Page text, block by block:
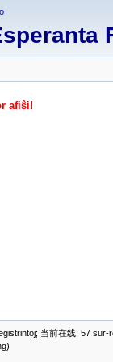
afiŝi!
当前在线: 57